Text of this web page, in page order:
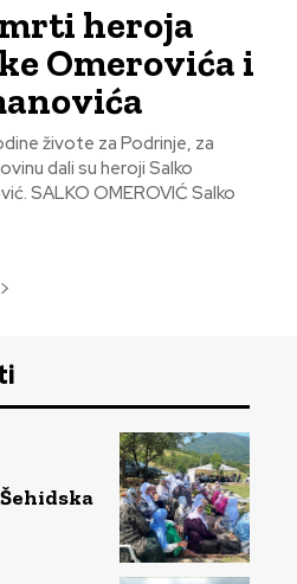
heroja
Omerovića i
živote za Podrinje, za
dali su heroji Salko